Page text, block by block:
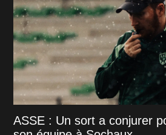
ASSE : Un sort a conjurer